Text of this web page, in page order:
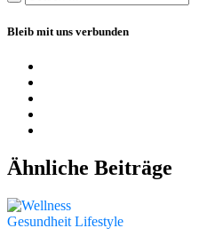
Bleib mit uns verbunden
Ähnliche Beiträge
Gesundheit Lifestyle